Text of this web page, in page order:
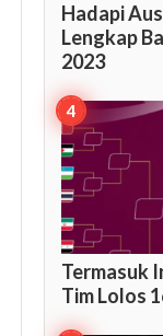
Hadapi
Lengkap
2023
Termasuk
Tim Lolos